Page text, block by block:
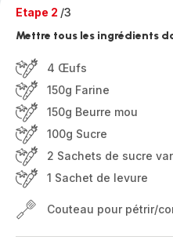
Etape 2 /3
Mettre tous les ingrédients
4 Œufs
150g Farine
150g Beurre mou
100g Sucre
2 Sachets de sucre
1 Sachet de levure
Couteau pour pétrir/